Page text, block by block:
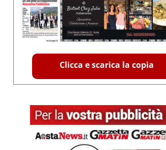
Clicca e scarica la copia